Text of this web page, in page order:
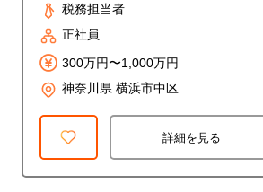
税務担当者
正社員
300万円〜1,000万円
神奈川県 横浜市中区
詳細を見る